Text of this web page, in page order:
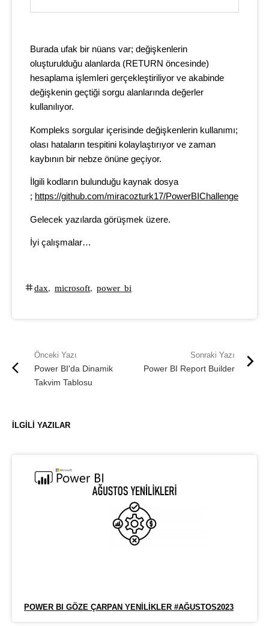
Burada ufak bir nüans var; değişkenlerin
oluşturulduğu alanlarda (RETURN öncesinde)
hesaplama işlemleri gerçekleştiriliyor ve akabinde
değişkenin geçtiği sorgu alanlarında değerler
kullanılıyor.
Kompleks sorgular içerisinde değişkenlerin kullanımı;
olası hataların tespitini kolaylaştırıyor ve zaman
kaybının bir nebze önüne geçiyor.
İlgili kodların bulunduğu kaynak dosya
; https://github.com/miracozturk17/PowerBIChallenge
Gelecek yazılarda görüşmek üzere.
İyi çalışmalar…
dax microsoft power bi
Power BI'da Dinamik
Takvim Tablosu
Power BI Report Builder
İLGILI YAZILAR
POWER BI GÖZE ÇARPAN YENILIKLER #AĞUSTOS2023